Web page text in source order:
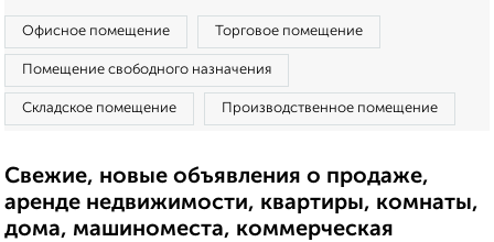
Офисное помещение Торговое помещение
Помещение свободного назначения
Складское помещение Производственное помещение
Свежие, новые объявления о продаже,
аренде недвижимости, квартиры, комнаты,
дома, машиноместа, коммерческая